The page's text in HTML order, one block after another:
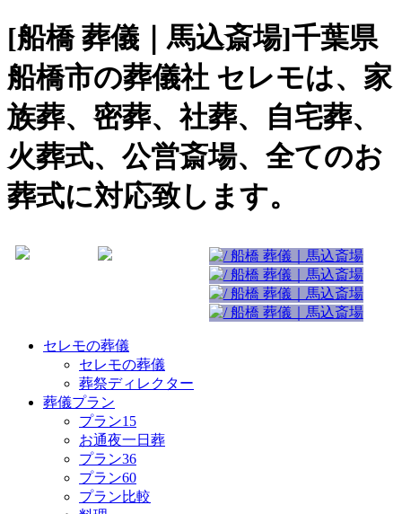
[船橋 葬儀｜馬込斎場]千葉県
船橋市の葬儀社 セレモは、家
族葬、密葬、社葬、自宅葬、
火葬式、公営斎場、全てのお
葬式に対応致します。
セレモの葬儀
セレモの葬儀
葬祭ディレクター
葬儀プラン
プラン15
お通夜一日葬
プラン36
プラン60
プラン比較